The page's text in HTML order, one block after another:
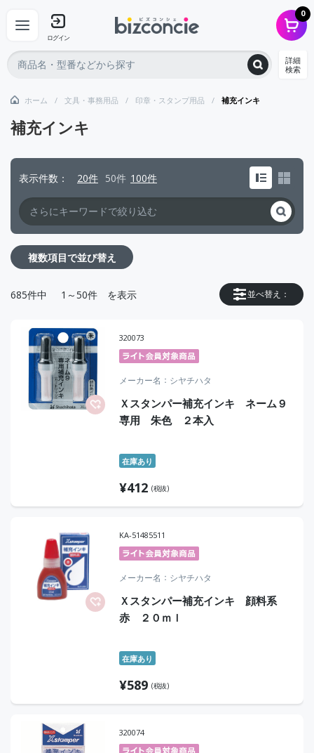
ログイン
0
詳細
検索
ホーム 文具・事務用品 印章・スタンプ用品 補充インキ
補充インキ
表示件数 20件 50件 100件
複数項目で並び替え
並べ替え：
685件中 1～50件 を表示
320073
メーカー名 シヤチハタ
Ｘスタンパー補充インキ ネーム９
専用 朱色 ２本入
在庫あり
¥412 (税抜)
KA-51485511
メーカー名 シヤチハタ
Ｘスタンパー補充インキ 顔料系
赤 ２０ｍｌ
在庫あり
¥589 (税抜)
320074